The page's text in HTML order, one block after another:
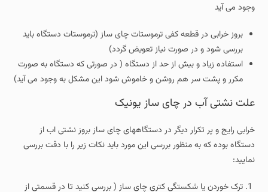
وجود می آید
بروز خرابی در قطعه کفی ترموستات چای ساز (ترموستات دستگاه باید
بررسی شود و در صورت نیاز تعویض گردد)
استفاده زیاد و بیش از حد از دستگاه ( در صورتی که دستگاه به صورت
مکرر و پشت سر هم روشن و خاموش شود این مشکل به وجود می آید)
علت نشتی آب در چای ساز یونیک
خرابی رایج و پر تکرار دیگر در دستگاههای چای ساز بروز نشتی اب از
دستگاه بوده که به منظور بررسی این مورد باید نکات زیر را با دقت بررسی
نمایید:
ترک خوردن یا شکستگی کتری چای ساز ( بررسی کنید تا در قسمتی از